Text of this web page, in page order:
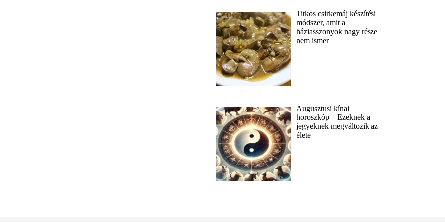
Titkos csirkemáj készítési
módszer, amit a
háziasszonyok nagy része
nem ismer
Augusztusi kínai
horoszkóp – Ezeknek a
jegyeknek megváltozik az
élete